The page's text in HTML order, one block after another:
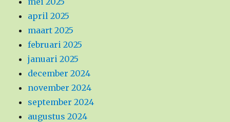
april 2025
maart 2025
februari 2025
januari 2025
december 2024
november 2024
september 2024
augustus 2024